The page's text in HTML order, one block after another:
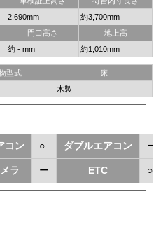
2,690mm
約3,700mm
門口高さ
地上高
約 - mm 約1,010mm
物型式
床
木製
コン ○ ダブルエアコン ー
ラ ー ETC ○